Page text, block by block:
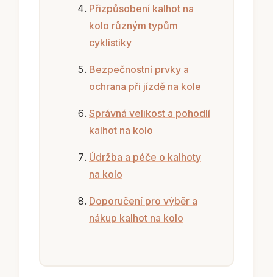
Přizpůsobení kalhot na
kolo různým typům
cyklistiky
Bezpečnostní prvky a
ochrana při jízdě na kole
Správná velikost a pohodlí
kalhot na kolo
Údržba a péče o kalhoty
na kolo
Doporučení pro výběr a
nákup kalhot na kolo